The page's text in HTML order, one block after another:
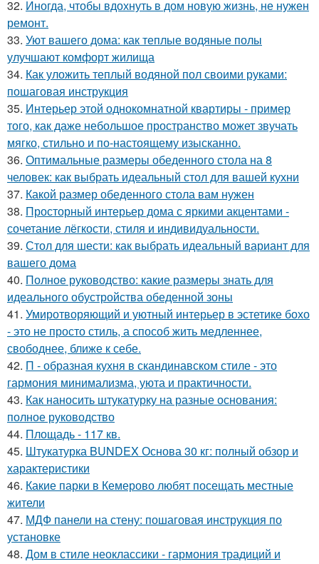
32. Иногда, чтобы вдохнуть в дом новую жизнь, не нужен
ремонт.
33. Уют вашего дома: как теплые водяные полы
улучшают комфорт жилища
34. Как уложить теплый водяной пол своими руками:
пошаговая инструкция
35. Интерьер этой однокомнатной квартиры - пример
того, как даже небольшое пространство может звучать
мягко, стильно и по-настоящему изысканно.
36. Оптимальные размеры обеденного стола на 8
человек: как выбрать идеальный стол для вашей кухни
37. Какой размер обеденного стола вам нужен
38. Просторный интерьер дома с яркими акцентами -
сочетание лёгкости, стиля и индивидуальности.
39. Стол для шести: как выбрать идеальный вариант для
вашего дома
40. Полное руководство: какие размеры знать для
идеального обустройства обеденной зоны
41. Умиротворяющий и уютный интерьер в эстетике бохо
- это не просто стиль, а способ жить медленнее,
свободнее, ближе к себе.
42. П - образная кухня в скандинавском стиле - это
гармония минимализма, уюта и практичности.
43. Как наносить штукатурку на разные основания:
полное руководство
44. Площадь - 117 кв.
45. Штукатурка BUNDEX Основа 30 кг: полный обзор и
характеристики
46. Какие парки в Кемерово любят посещать местные
жители
47. МДФ панели на стену: пошаговая инструкция по
установке
48. Дом в стиле неоклассики - гармония традиций и